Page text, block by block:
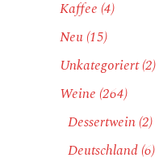
Kaffee (4)
Neu(15)
Unkategoriert(2)
Weine (264)
Dessertwein(2)
Deutschland(6)